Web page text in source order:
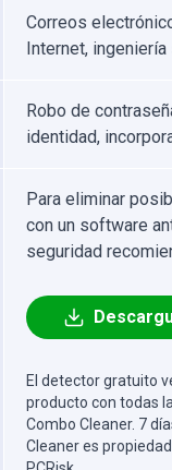
Correos
Internet,
Robo de
identidad,
Para eliminar
con un software
seguridad
El detector gratuito
producto con todas
Combo Cleaner. 7
Cleaner es